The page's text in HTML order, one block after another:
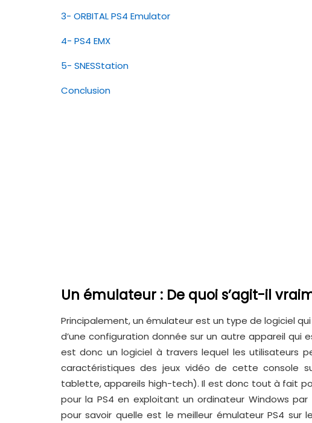
3- ORBITAL PS4 Emulator
4- PS4 EMX
5- SNESStation
Conclusion
Un émulateur : De quoi s’agit-il
Principalement, un émulateur est un type de logiciel
d’une configuration donnée sur un autre appareil qui
est donc un logiciel à travers lequel les utilisateurs
caractéristiques des jeux vidéo de cette console
tablette, appareils high-tech). Il est donc tout à fait
pour la PS4 en exploitant un ordinateur Windows
pour savoir quelle est le meilleur émulateur PS4 sur